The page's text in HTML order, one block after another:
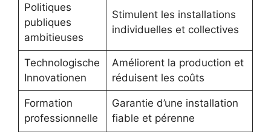
Politiques
publiques
ambitieuses
Stimulent les installations
individuelles et collectives
Technologische
Innovationen
Améliorent la production et
réduisent les coûts
Formation
professionnelle
Garantie d’une installation
fiable et pérenne